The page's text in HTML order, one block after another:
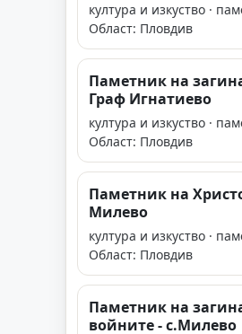
култура и изкуство ·
Област: Пловдив
Паметник на
Граф Игнатиево
култура и изкуство ·
Област: Пловдив
Паметник на
Милево
култура и изкуство ·
Област: Пловдив
Паметник на
войните - с.Милево